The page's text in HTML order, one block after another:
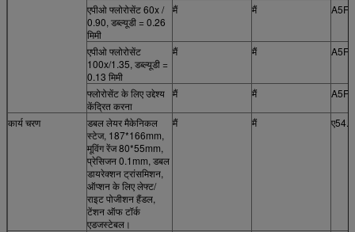
एपीओ फ्लोरोसेंट 60x /
0.90, डब्ल्यूडी = 0.26
मिमी
मैं मैं
एपीओ फ्लोरोसेंट
100x/1.35, डब्ल्यूडी =
0.13 मिमी
मैं मैं
फ्लोरोसेंट के लिए उद्देश्य
केंद्रित करना
मैं मैं
कार्य चरण
डबल लेयर मैकेनिकल
स्टेज, 187*166mm,
मूविंग रेंज 80*55mm,
प्रेसिजन 0.1mm, डबल
डायरेक्शन ट्रांसमिशन,
ऑप्शन के लिए लेफ्ट/
राइट पोजीशन हैंडल,
टेंशन ऑफ टॉर्क
एडजस्टेबल।
मैं मैं